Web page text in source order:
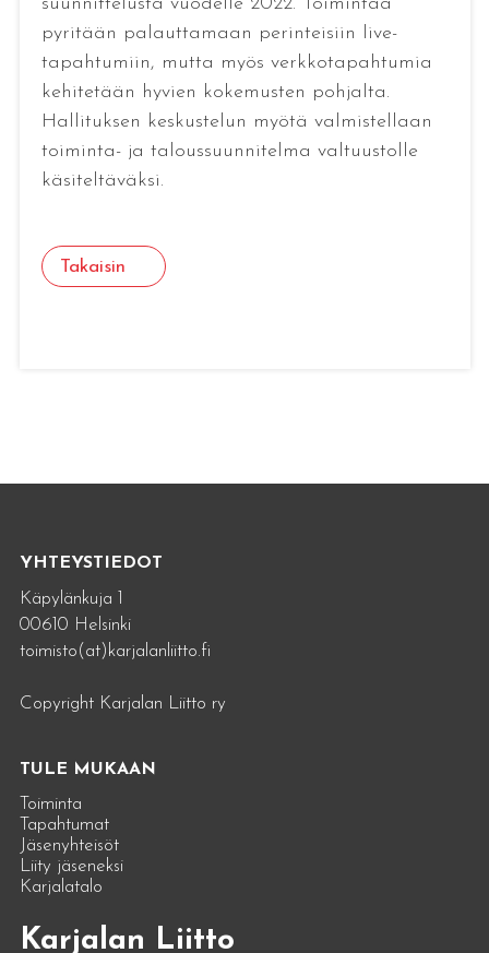
pyritään palauttamaan perinteisiin live-
tapahtumiin, mutta myös verkkotapahtumia
kehitetään hyvien kokemusten pohjalta.
Hallituksen keskustelun myötä valmistellaan
toiminta- ja taloussuunnitelma valtuustolle
käsiteltäväksi.
Takaisin
YHTEYSTIEDOT
Käpylänkuja 1
00610 Helsinki
toimisto(at)karjalanliitto.fi
Copyright Karjalan Liitto ry
TULE MUKAAN
Toiminta
Tapahtumat
Jäsenyhteisöt
Liity jäseneksi
Karjalatalo
Karjalan Liitto